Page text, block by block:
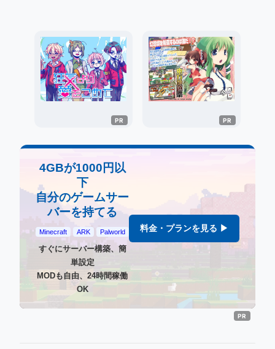
4GBが1000円以
下
自分のゲームサー
バーを持てる
Minecraft ARK Palworld
すぐにサーバー構築、簡
単設定
MODも自由、24時間稼働
OK
料金・プランを見る ▶